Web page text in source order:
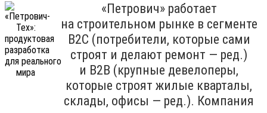
«Петрович» работает
на строительном рынке в сегменте
B2C (потребители, которые сами
строят и делают ремонт — ред.)
и B2B (крупные девелоперы,
которые строят жилые кварталы,
склады, офисы — ред.). Компания